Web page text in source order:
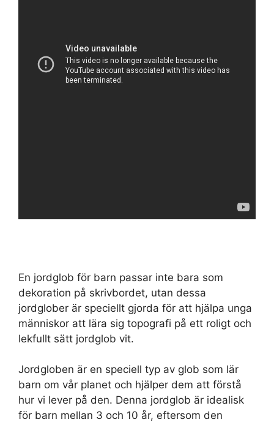
En jordglob för barn passar inte bara som
dekoration på skrivbordet, utan dessa
jordglober är speciellt gjorda för att hjälpa unga
människor att lära sig topografi på ett roligt och
lekfullt sätt jordglob vit.
Jordgloben är en speciell typ av glob som lär
barn om vår planet och hjälper dem att förstå
hur vi lever på den. Denna jordglob är idealisk
för barn mellan 3 och 10 år, eftersom den